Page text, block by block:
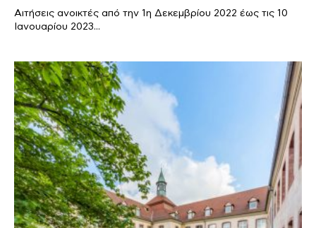
Αιτήσεις ανοικτές από την 1η Δεκεμβρίου 2022 έως τις 10
Ιανουαρίου 2023...